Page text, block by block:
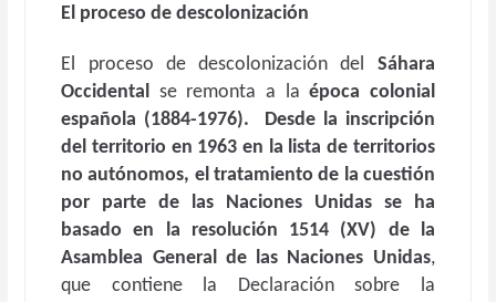
El proceso de descolonización
El proceso de descolonización del Sáhara
Occidental se remonta a laépoca colonial
española (1884-1976).
Desde la inscripción
del territorio en 1963 en la lista de territorios
no autónomos, el tratamiento de la cuestión
por parte de las Naciones Unidas se ha
basado en la resolución 1514 (XV) de la
Asamblea General de las Naciones Unidas,
que contiene la Declaración sobre la